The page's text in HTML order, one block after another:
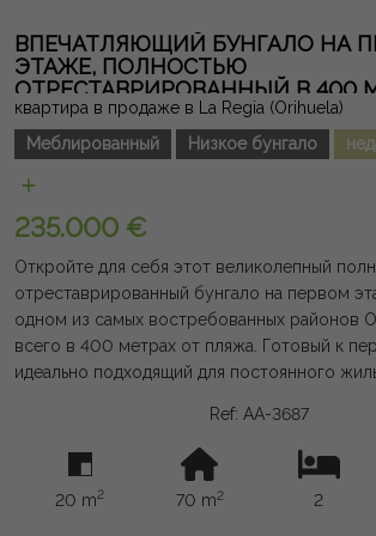
общий бассейн и находится всего в
пляжей Ориуэла Коста, гольф-полей,
ресторанов, супермаркетов и всех
Эксклюзивный дом, сочетающий простор,
вид на море и привилегированное
возможностью или идеальным домом для
Средиземноморьем. Юридическая примечание: сборы и
показательную и не имеет юридической
содержать ошибки.
ВПЕЧАТЛЯЮЩИЙ БУНГАЛО НА
ЭТАЖЕ, ПОЛНОСТЬЮ
ОТРЕСТАВРИРОВАННЫЙ В 400
ПЛЯЖА В ЛА-РЕГИИ
квартира в продаже в La Regia (Orihuela)
Меблированный
Низкое бунгало
235.000 €
Откройте для себя этот великолепный
отреставрированный бунгало на первом
одном из самых востребованных районов
всего в 400 метрах от пляжа. Готовый к
идеально подходящий для постоянного
просторной гостиной-столовой с
камином, современной полностью
открытой кухней, 2 двухместными
элегантной ванной комнатой с душем. Он
Ref: AA-3687
20 m2 70 m2 2